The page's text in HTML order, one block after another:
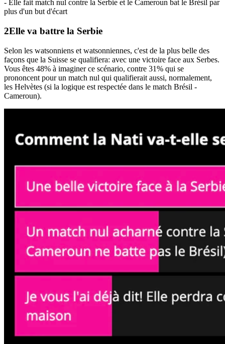
- Elle fait match nul contre la Serbie et le Cameroun bat le Brésil par
plus d'un but d'écart
Elle va battre la Serbie
Selon les watsonniens et watsonniennes, c'est de la plus belle des
façons que la Suisse se qualifiera: avec une victoire face aux Serbes.
Vous êtes 48% à imaginer ce scénario, contre 31% qui se
prononcent pour un match nul qui qualifierait aussi, normalement,
les Helvètes (si la logique est respectée dans le match Brésil -
Cameroun).